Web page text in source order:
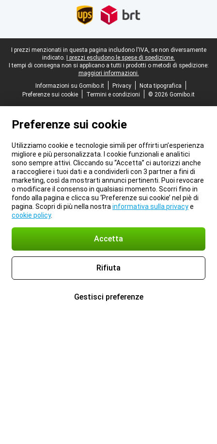
Piè di pagina legale
I prezzi menzionati in questa pagina includono l'IVA, se non diversamente
indicato.
I prezzi escludono le spese di spedizione.
I tempi di consegna non si applicano a tutti i prodotti o metodi di spedizione:
maggiori informazioni.
Informazioni su Gomibo.it
Privacy
Nota tipografica
Preferenze sui cookie
Termini e condizioni © 2026 Gomibo.it
Preferenze sui cookie
Utilizziamo cookie e tecnologie simili per offrirti un’esperienza
migliore e più personalizzata. I cookie funzionali e analitici
sono sempre attivi. Cliccando su “Accetta” ci autorizzi anche
a raccogliere i tuoi dati e a condividerli con 3 partner a fini di
marketing, così da mostrarti annunci pertinenti. Puoi revocare
o modificare il consenso in qualsiasi momento. Scorri fino in
fondo alla pagina e clicca su ‘Preferenze sui cookie’ nel piè di
pagina. Scopri di più nella nostra informativa sulla privacye
cookie policy.
Accetta
Rifiuta
Gestisci preferenze